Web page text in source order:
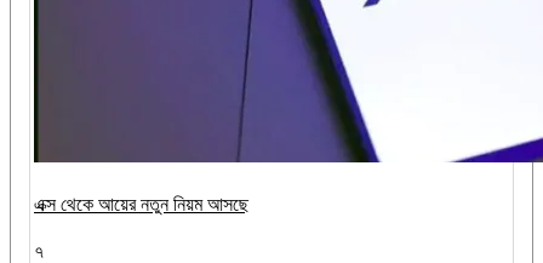
এক্স থেকে আয়ের নতুন নিয়ম আসছে
৭